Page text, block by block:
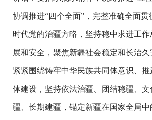
协调推进“四个全面”，完整准确全面
时代党的治疆方略，坚持稳中求进工
展和安全，聚焦新疆社会稳定和长治久
紧紧围绕铸牢中华民族共同体意识、推
体建设，坚持依法治疆、团结稳疆、
疆、长期建疆，锚定新疆在国家全局中